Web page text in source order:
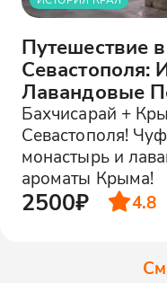
Путешествие
Севастополя:
Лавандовые
Бахчисарай +
Севастополя!
монастырь и
ароматы Крыма!
2500₽ 4.8